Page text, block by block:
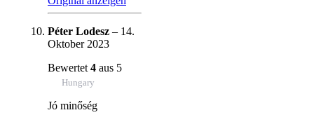
Péter Lodesz – 14.
Oktober 2023
Bewertet 4 aus 5
Hungary
Jó minőség